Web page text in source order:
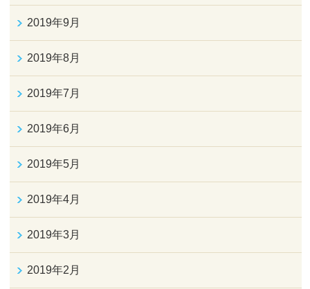
2019年9月
2019年8月
2019年7月
2019年6月
2019年5月
2019年4月
2019年3月
2019年2月